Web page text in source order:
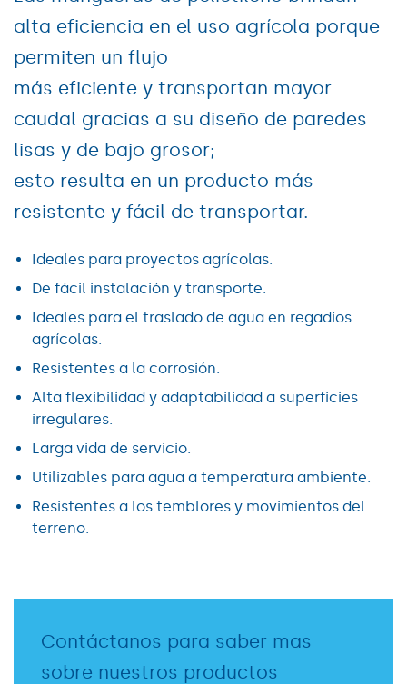
alta eficiencia en el uso agrícola porque
permiten un flujo
más eficiente y transportan mayor
caudal gracias a su diseño de paredes
lisas y de bajo grosor;
esto resulta en un producto más
resistente y fácil de transportar.
Ideales para proyectos agrícolas.
De fácil instalación y transporte.
Ideales para el traslado de agua en regadíos
agrícolas.
Resistentes a la corrosión.
Alta flexibilidad y adaptabilidad a superficies
irregulares.
Larga vida de servicio.
Utilizables para agua a temperatura ambiente.
Resistentes a los temblores y movimientos del
terreno.
Contáctanos para saber mas
sobre nuestros productos